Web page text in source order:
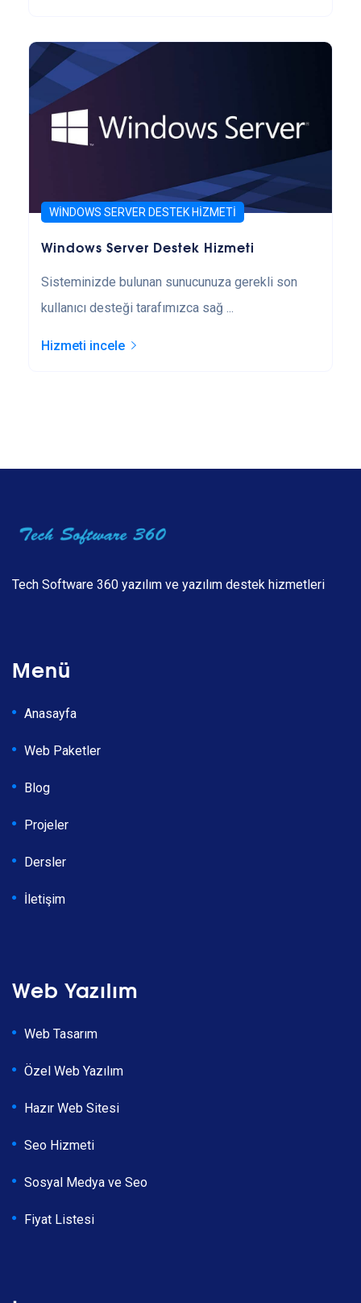
WINDOWS SERVER DESTEK HIZMETI
Windows Server Destek Hizmeti
Sisteminizde bulunan sunucunuza gerekli son
kullanıcı desteği tarafımızca sağ ...
Hizmeti incele
Tech Software 360 yazılım ve yazılım destek hizmetleri
Menü
Anasayfa
Web Paketler
Blog
Projeler
Dersler
İletişim
Web Yazılım
Web Tasarım
Özel Web Yazılım
Hazır Web Sitesi
Seo Hizmeti
Sosyal Medya ve Seo
Fiyat Listesi